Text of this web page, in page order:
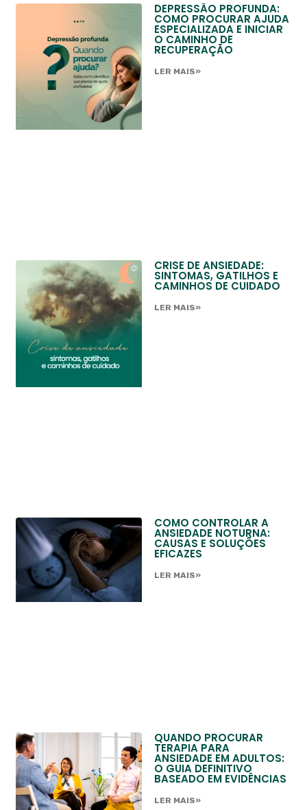
DEPRESSÃO PROFUNDA:
COMO PROCURAR AJUDA
ESPECIALIZADA E INICIAR
O CAMINHO DE
RECUPERAÇÃO
LER MAIS»
CRISE DE ANSIEDADE:
SINTOMAS, GATILHOS E
CAMINHOS DE CUIDADO
LER MAIS»
COMO CONTROLAR A
ANSIEDADE NOTURNA:
CAUSAS E SOLUÇÕES
EFICAZES
LER MAIS»
QUANDO PROCURAR
TERAPIA PARA
ANSIEDADE EM ADULTOS:
O GUIA DEFINITIVO
BASEADO EM EVIDÊNCIAS
LER MAIS»